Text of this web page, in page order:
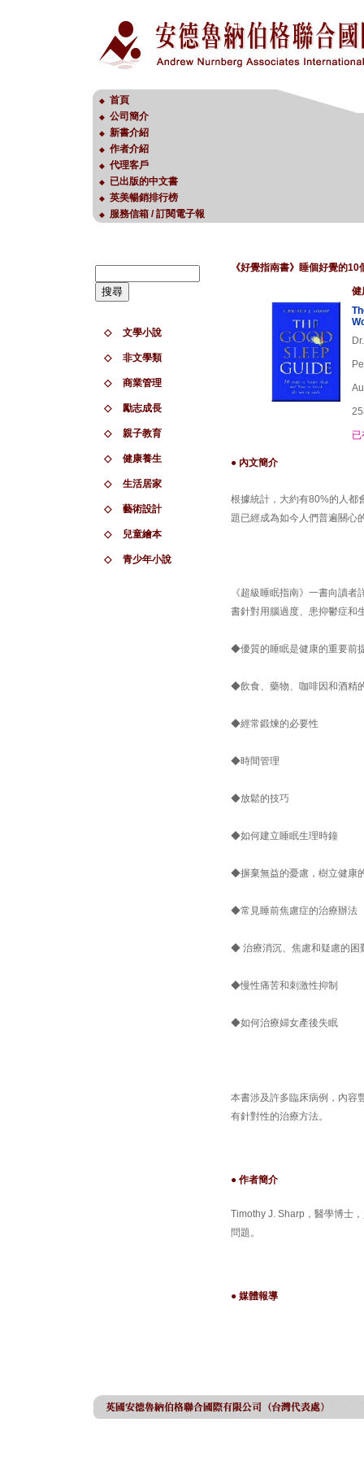
◆ 首頁
◆ 公司簡介
◆ 新書介紹
◆ 作者介紹
◆ 代理客戶
◆ 已出版的中文書
◆ 英美暢銷排行榜
◆ 服務信箱 / 訂閱電子報
◇ 文學小說
◇ 非文學類
◇ 商業管理
◇ 勵志成長
◇ 親子教育
◇ 健康養生
◇ 生活居家
◇ 藝術設計
◇ 兒童繪本
◇ 青少年小說
《好覺指南書》睡個好覺的10
健
● 內文簡介
根據統計，大約有80%的人都
題已經成為如今人們普遍關心
《超級睡眠指南》一書向讀
書針對用腦過度、患抑鬱症和
◆優質的睡眠是健康的重要前
◆飲食、藥物、咖啡因和酒精
◆經常鍛煉的必要性
◆時間管理
◆放鬆的技巧
◆如何建立睡眠生理時鐘
◆摒棄無益的憂慮，樹立健康
◆常見睡前焦慮症的治療辦法
◆ 治療消沉、焦慮和疑慮的困
◆慢性痛苦和刺激性抑制
◆如何治療婦女產後失眠
本書涉及許多臨床病例，內容
有針對性的治療方法。
● 作者簡介
Timothy J. Sharp，醫學博士
問題。
● 媒體報導